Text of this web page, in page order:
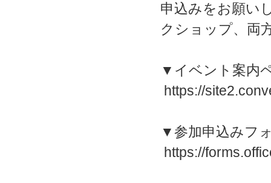
申込みをお願い
クショップ、両
▼イベント案内
https://
▼参加申込みフ
https://